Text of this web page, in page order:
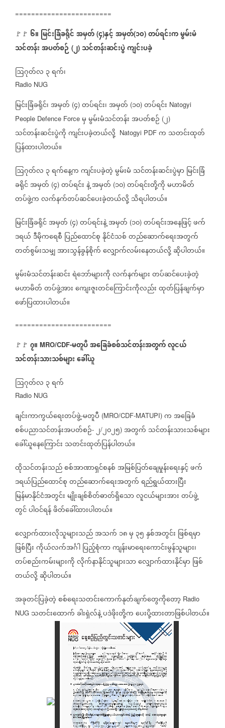
========================
🚩🚩 ၆။ မြင်းခြံခရိုင်အမှတ် (၄)နှင့်အမှတ်(၁၀) တပ်ရင်းကမွမ်းမံ
သင်တန်းအပတ်စဉ် (၂) သင်တန်းဆင်းပွဲကျင်းပခဲ့
ဩဂုတ်လ ၃ရက်၊
Radio NUG
မြင်းခြံခရိုင်၊အမှတ် (၄) တပ်ရင်း၊အမှတ် (၁၀) တပ်ရင်း Natogyi
People Defence Force မှမွမ်းမံသင်တန်းအပတ်စဉ် (၂)
သင်တန်းဆင်းပွဲကိုကျင်းပခဲ့တယ်လို့ Natogyi PDF က သတင်းထုတ်
ပြန်ထားပါတယ်။
ဩဂုတ်လ ၃ရက်နေ့ကကျင်းပခဲ့တဲ့မွမ်းမံ သင်တန်းဆင်းပွဲမှာမြင်းခြံ
ခရိုင်အမှတ် (၄) တပ်ရင်းနဲ့အမှတ် (၁၀) တပ်ရင်းတို့ကိုမဟာမိတ်
တပ်ဖွဲ့ကလက်နက်တပ်ဆင်ပေးခဲ့တယ်လို့သိရပါတယ်။
မြင်းခြံခရိုင်အမှတ် (၄) တပ်ရင်းနဲ့အမှတ် (၁၀) တပ်ရင်းအနေဖြင့်ဖက်
ဒရယ်ဒီမိုကရေစီ ပြည်ထောင်စုနိုင်ငံသစ်တည်ဆောက်ရေးအတွက်
တတ်စွမ်းသမျှအားသွန်ခွန်စိုက်လျှောက်လမ်းနေတယ်လို့ဆိုပါတယ်။
မွမ်းမံသင်တန်းဆင်းရဲဘော်များကိုလက်နက်များတပ်ဆင်ပေးခဲ့တဲ့
မဟာမိတ်တပ်ဖွဲ့အားကျေးဇူးတင်ကြောင်းကိုလည်းထုတ်ပြန်ချက်မှာ
ဖော်ပြထားပါတယ်။
========================
🚩🚩 ၇။ MRO/CDF-မတူပီအခြေခံစစ်သင်တန်းအတွက်လူငယ်
သင်တန်းသားသစ်များခေါ်ယူ
ဩဂုတ်လ ၃ရက်
Radio NUG
ချင်းကာကွယ်ရေးတပ်ဖွဲ့-မတူပီ (MRO/CDF-MATUPI) ကအခြေခံ
စစ်ပညာသင်တန်းအပတ်စဉ်- ၂/၂၀၂၅) အတွက် သင်တန်းသားသစ်များ
ခေါ်ယူနေကြောင်း သတင်းထုတ်ပြန်ပါတယ်။
ထိုသင်တန်းသည်စစ်အာဏာရှင်စနစ်အမြစ်ပြတ်ချေမှုန်းရေးနှင့်ဖက်
ဒရယ်ပြည်ထောင်စုတည်ဆောက်ရေးအတွက်ရည်ရွယ်ထားပြီး
မြန်မာနိုင်ငံအတွင်းမျိုးချစ်စိတ်ဓာတ်ရှိသောလူငယ်များအားတပ်ဖွဲ့
တွင်ပါဝင်ရန်ဖိတ်ခေါ်ထားပါတယ်။
လျှောက်ထားလိုသူများသည်အသက် ၁၈မှ ၃၅နှစ်အတွင်း ဖြစ်ရမှာ
ဖြစ်ပြီးကိုယ်လက်အင်္ဂါပြည့်စုံကာကျန်းမာရေးကောင်းမွန်သူများ၊
တပ်စည်းကမ်းများကိုလိုက်နာနိုင်သူများသာလျှောက်ထားနိုင်မှာဖြစ်
တယ်လို့ဆိုပါတယ်။
အခုတင်ပြခဲ့တဲ့စစ်ရေးသတင်းကောက်နုတ်ချက်တွေကိုတော့ Radio
NUG သတင်းထောက်ခါးရှဲလ်နဲ့ပဒဲဖိုးတို့ကပေးပို့ထားတာဖြစ်ပါတယ်။